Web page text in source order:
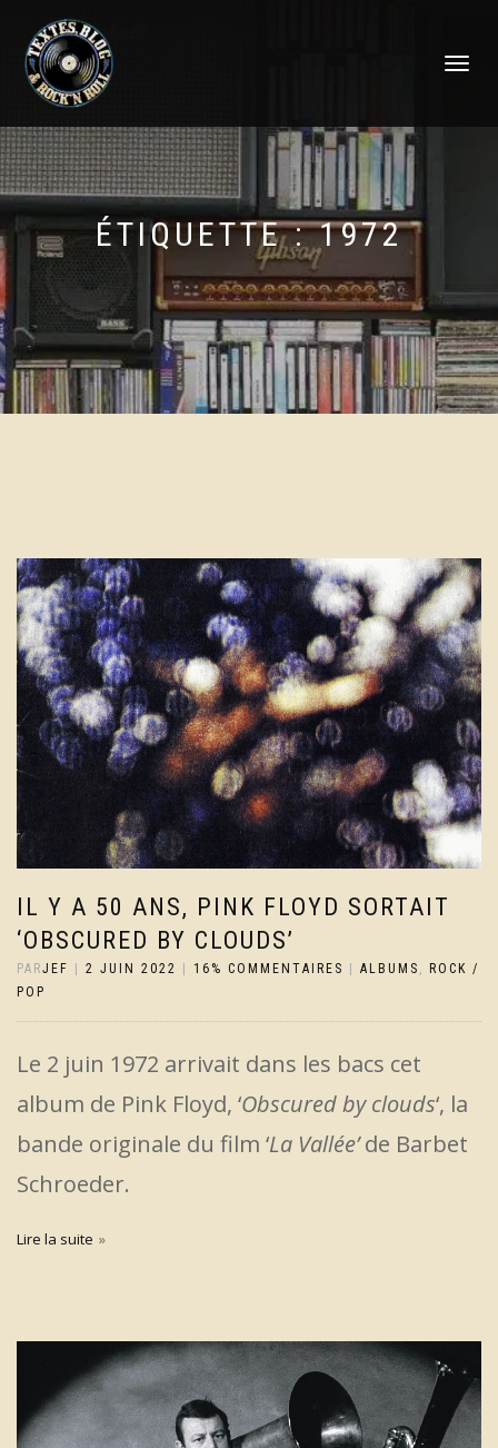
DÉPLIER
ÉTIQUETTE :1972
IL Y A 50 ANS, PINK FLOYD SORTAIT
‘OBSCURED BY CLOUDS’
PARJEF | 2 JUIN 2022 | 16% COMMENTAIRES | ALBUMS
ROCK /
POP
Le 2 juin 1972 arrivait dans les bacs cet
album de Pink Floyd, ‘Obscured by clouds‘, la
bande originale du film ‘La Vallée’de Barbet
Schroeder.
Lire la suite